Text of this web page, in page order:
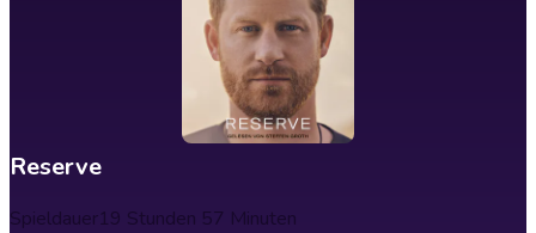
Reserve
Spieldauer19 Stunden 57 Minuten